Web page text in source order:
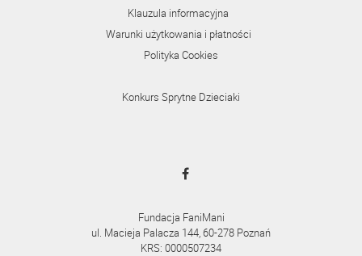
Klauzula informacyjna
Warunki użytkowania i płatności
Polityka Cookies
Konkurs Sprytne Dzieciaki
Fundacja FaniMani
ul. Macieja Palacza 144, 60-278 Poznań
KRS: 0000507234